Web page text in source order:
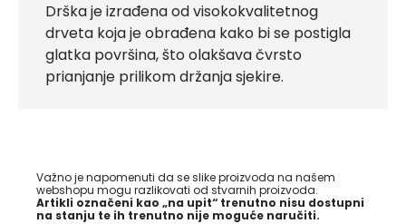
Drška je izrađena od visokokvalitetnog
drveta koja je obrađena kako bi se postigla
glatka površina, što olakšava čvrsto
prianjanje prilikom držanja sjekire.
Važno je napomenuti da se slike proizvoda na našem
webshopu mogu razlikovati od stvarnih proizvoda.
Artikli označeni kao „na upit“ trenutno nisu dostupni
na stanju te ih trenutno nije moguće naručiti.